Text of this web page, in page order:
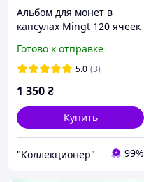
Альбом для монет в
капсулах Mingt 120 ячеек
Готово к отправке
5.0 (3)
1 350₴
Купить
"Коллекционер" 99%